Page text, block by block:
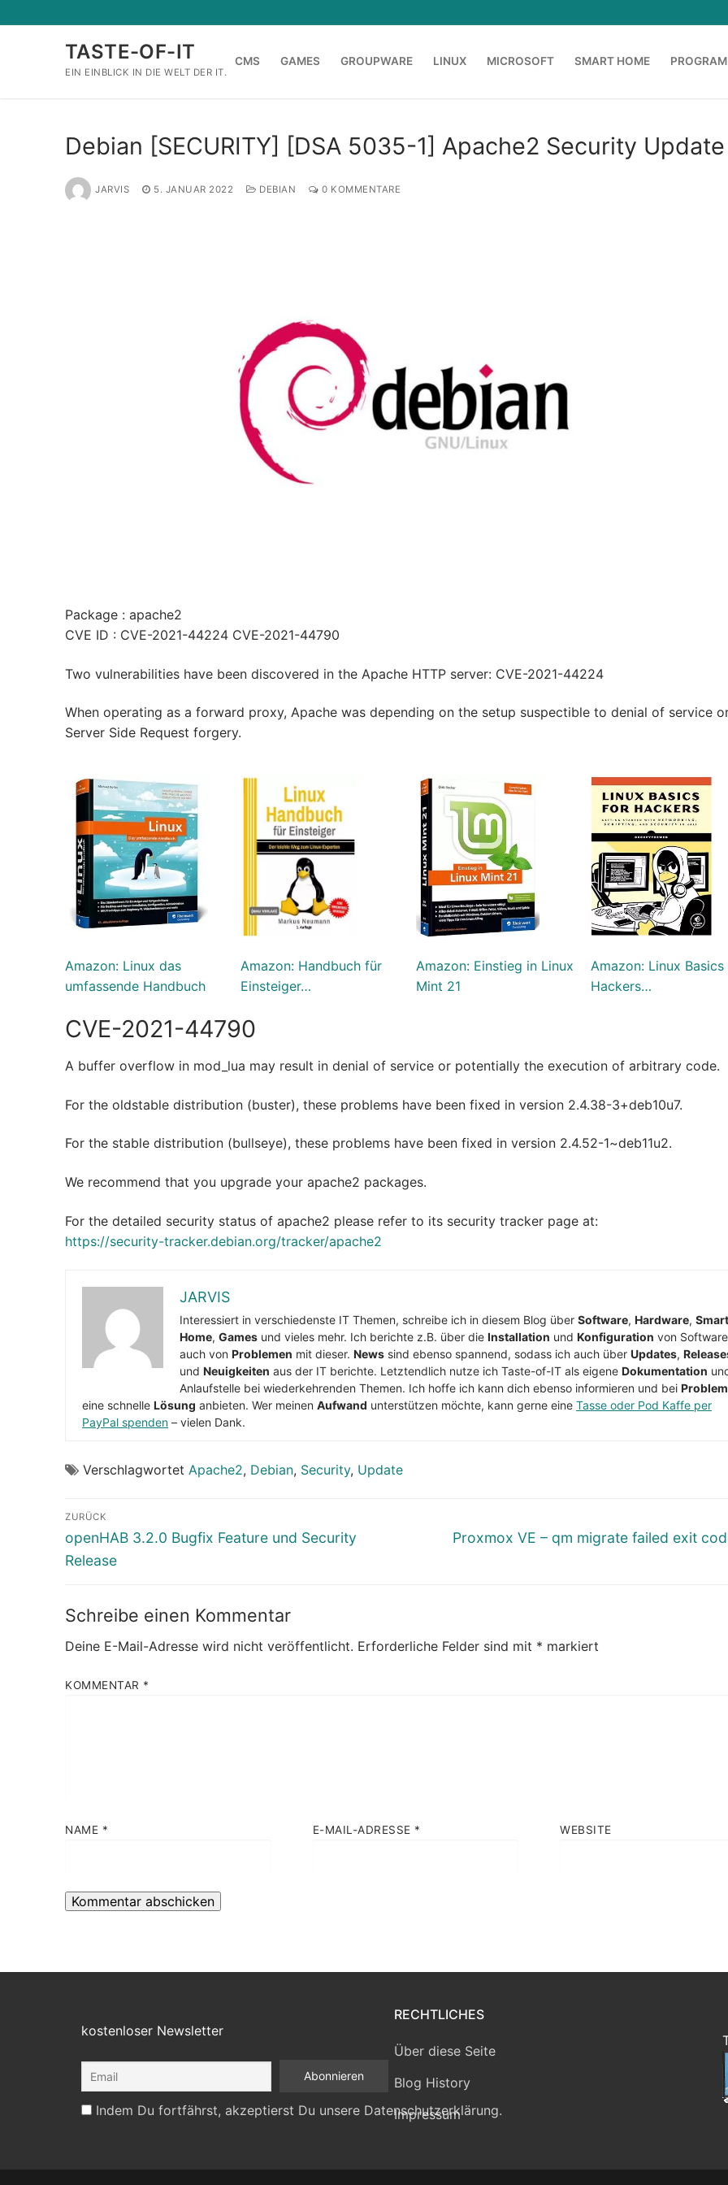
Inhalt
TASTE-OF-IT
EIN EINBLICK IN DIE WELT DER IT.
CMS GAMES GROUPWARE LINUX MICROSOFT SMART HOME
Debian [SECURITY] [DSA 5035-1] Apache2 Security Update
JARVIS 5. JANUAR 2022 DEBIAN 0 KOMMENTARE
Package : apache2
CVE ID : CVE-2021-44224 CVE-2021-44790
Two vulnerabilities have been discovered in the Apache HTTP server: CVE-2021-44224
When operating as a forward proxy, Apache was depending on the setup suspectible to denial of service
Server Side Request forgery.
Amazon: Linux das
umfassende Handbuch
Amazon: Handbuch für
Einsteiger…
Amazon: Einstieg in Linux
Mint 21
Amazon: Linux
Hackers…
CVE-2021-44790
A buffer overflow in mod_lua may result in denial of service or potentially the execution of arbitrary code.
For the oldstable distribution (buster), these problems have been fixed in version 2.4.38-3+deb10u7.
For the stable distribution (bullseye), these problems have been fixed in version 2.4.52-1~deb11u2.
We recommend that you upgrade your apache2 packages.
For the detailed security status of apache2 please refer to its security tracker page at:
https://security-tracker.debian.org/tracker/apache2
JARVIS
Interessiert in verschiedenste IT Themen, schreibe ich in diesem Blog über Software, Hardware, Smart
Home, Games und vieles mehr. Ich berichte z.B. über die Installation und Konfiguration von
auch von Problemen mit dieser. News sind ebenso spannend, sodass ich auch über Updates,
und Neuigkeiten aus der IT berichte. Letztendlich nutze ich Taste-of-IT als eigene Dokumentation
Anlaufstelle bei wiederkehrenden Themen. Ich hoffe ich kann dich ebenso informieren und bei
eine schnelle Lösung anbieten. Wer meinen Aufwand unterstützen möchte, kann gerne eine Tasse oder Pod Kaffe per
PayPal spenden – vielen Dank.
Verschlagwortet Apache2, Debian, Security, Update
Beitragsnavigation
ZURÜCK
Vorheriger
Beitrag:
openHAB 3.2.0 Bugfix Feature und Security
Release
Nächster
Proxmox VE – qm migrate failed exit
Schreibe einen Kommentar
Deine E-Mail-Adresse wird nicht veröffentlicht. Erforderliche Felder sind mit * markiert
KOMMENTAR *
NAME * E-MAIL-ADRESSE * WEBSITE
kostenloser Newsletter
Indem Du fortfährst, akzeptierst Du unsere Datenschutzerklärung.
RECHTLICHES
Über diese Seite
Blog History
Impressum